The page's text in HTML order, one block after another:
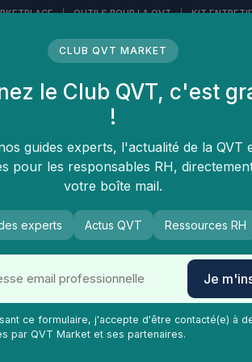
| OUTILS POUR LA QVT | KIT
dans la QVT Tendances QVT
Présentation
CLUB QVT MARKET
le Club QVT, c'est
!
guides experts, l'actualité de la QVT
pour les responsables RH,
votre boîte mail.
experts Actus QVT Ressources RH
Je
ce formulaire, j'accepte d'être contacté(e) à
par QVT Market et ses partenaires.
des cookies